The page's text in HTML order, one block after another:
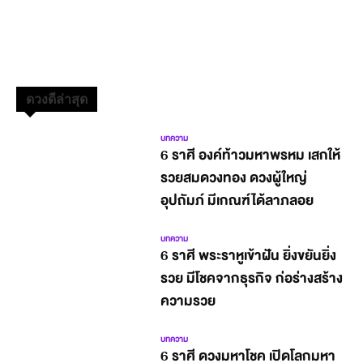
ดวงดีล่าสุด
บทความ
6 ราศี องค์ท้าวมหาพรหม เสกให้
รวยสมดวงทอง ดวงผู้ใหญ่
อุปถัมภ์ มีเกณฑ์ได้ลาภลอย
บทความ
6 ราศี พระราหูเข้าฝัน ยิ่งขยันยิ่ง
รวย มีโชคจากธุรกิจ ก่อร่างสร้าง
ความรวย
บทความ
6 ราศี ดวงมหาโชค เปิดโลกมหา